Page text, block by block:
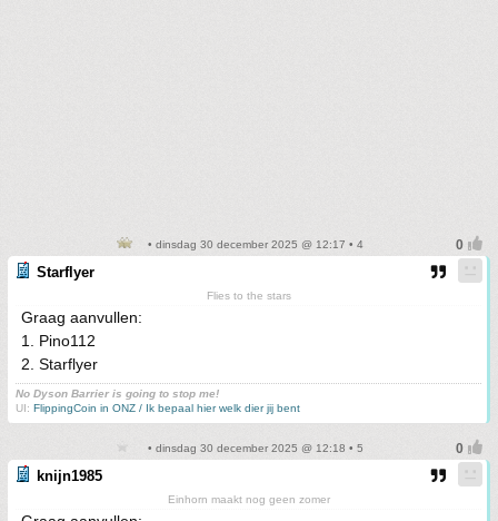
• dinsdag 30 december 2025 @ 12:17 • 4
Starflyer
Flies to the stars
Graag aanvullen:
1. Pino112
2. Starflyer
No Dyson Barrier is going to stop me!
UI: FlippingCoin in ONZ / Ik bepaal hier welk dier jij bent
• dinsdag 30 december 2025 @ 12:18 • 5
knijn1985
Einhorn maakt nog geen zomer